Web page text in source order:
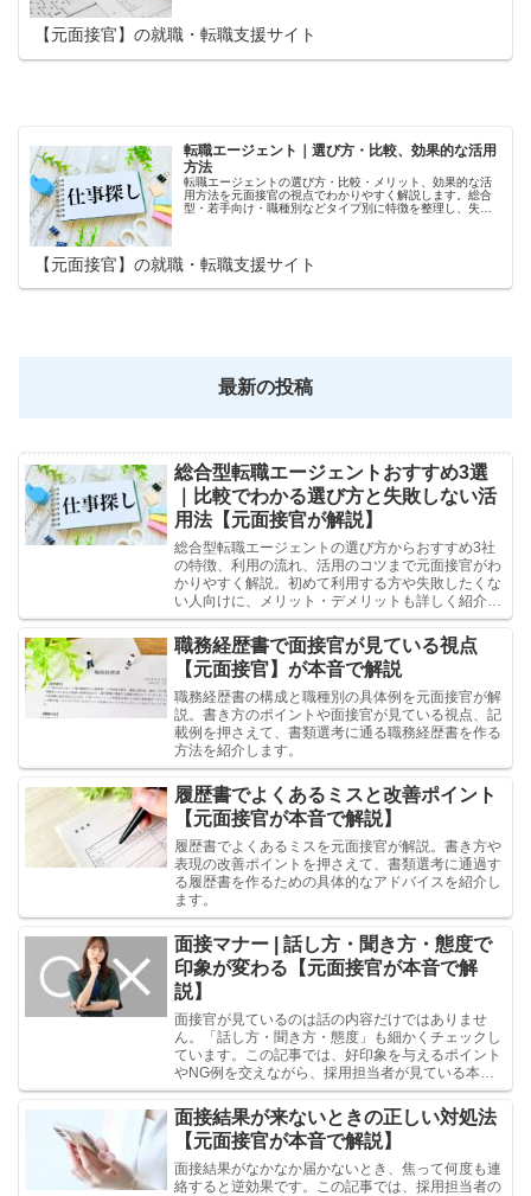
【元面接官】の就職・転職支援サイト
転職エージェント｜選び方・比較、効果的な活用
方法
転職エージェントの選び方・比較・メリット、効果的な活
用方法を元面接官の視点でわかりやすく解説します。総合
型・若手向け・職種別などタイプ別に特徴を整理し、失敗
【元面接官】の就職・転職支援サイト
最新の投稿
総合型転職エージェントおすすめ3選
｜比較でわかる選び方と失敗しない活
用法【元面接官が解説】
総合型転職エージェントの選び方からおすすめ3社
の特徴、利用の流れ、活用のコツまで元面接官がわ
かりやすく解説。初めて利用する方や失敗したくな
い人向けに、メリット・デメリットも詳しく紹介し
ます。
職務経歴書で面接官が見ている視点
【元面接官】が本音で解説
職務経歴書の構成と職種別の具体例を元面接官が解
説。書き方のポイントや面接官が見ている視点、記
載例を押さえて、書類選考に通る職務経歴書を作る
方法を紹介します。
履歴書でよくあるミスと改善ポイント
【元面接官が本音で解説】
履歴書でよくあるミスを元面接官が解説。書き方や
表現の改善ポイントを押さえて、書類選考に通過す
る履歴書を作るための具体的なアドバイスを紹介し
ます。
面接マナー | 話し方・聞き方・態度で
印象が変わる【元面接官が本音で解
説】
面接官が見ているのは話の内容だけではありませ
ん。「話し方・聞き方・態度」も細かくチェックし
ています。この記事では、好印象を与えるポイント
やNG例を交えながら、採用担当者が見ている本当
の評価基準を解説します。
面接結果が来ないときの正しい対処法
【元面接官が本音で解説】
面接結果がなかなか届かないとき、焦って何度も連
絡すると逆効果です。この記事では、採用担当者の